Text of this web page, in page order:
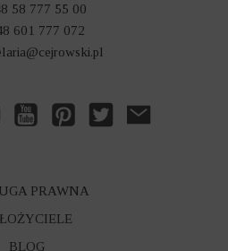
58 777 55 00
601 777 072
BLOG
PRAWNA